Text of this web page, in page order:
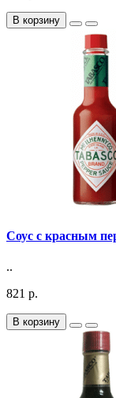
В корзину
Соус с красным
..
821 р.
В корзину